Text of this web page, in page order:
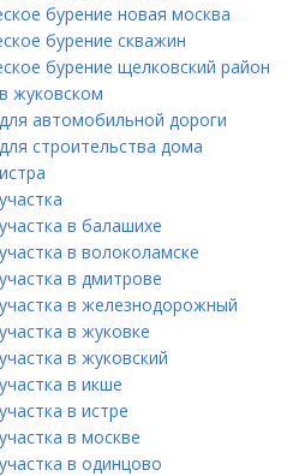
бурение новая москва
бурение скважин
бурение щелковский район
жуковском
автомобильной дороги
строительства дома
в балашихе
в волоколамске
в дмитрове
в железнодорожный
в жуковке
в жуковский
в икше
в истре
в москве
в одинцово